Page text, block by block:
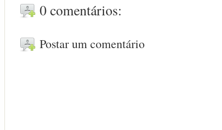
0 comentários:
Postar um comentário